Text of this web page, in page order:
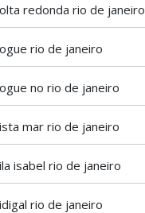
redonda rio de janeiro
rio de janeiro
no rio de janeiro
mar rio de janeiro
isabel rio de janeiro
rio de janeiro